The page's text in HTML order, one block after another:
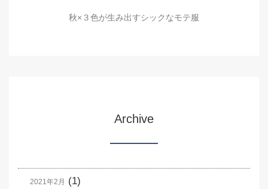
秋×３色が生み出すシックなモテ服
Archive
2021年2月 (1)